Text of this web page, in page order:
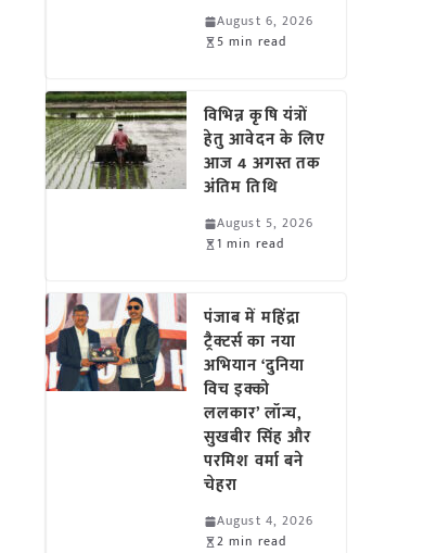
August 6, 2026
5 min read
विभिन्न कृषि यंत्रों
हेतु आवेदन के लिए
आज 4 अगस्त तक
अंतिम तिथि
August 5, 2026
1 min read
पंजाब में महिंद्रा
ट्रैक्टर्स का नया
अभियान ‘दुनिया
विच इक्को
ललकार’ लॉन्च,
सुखबीर सिंह और
परमिश वर्मा बने
चेहरा
August 4, 2026
2 min read